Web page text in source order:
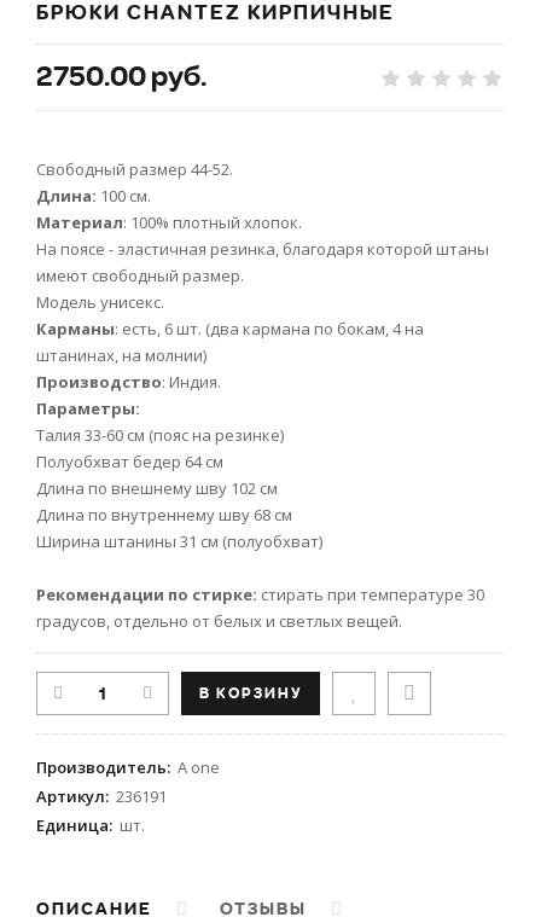
БРЮКИ CHANTEZ КИРПИЧНЫЕ
2750.00 руб.
Свободный размер 44-52.
Длина: 100 см.
Материал: 100% плотный хлопок.
На поясе - эластичная резинка, благодаря которой штаны
имеют свободный размер.
Модель унисекс.
Карманы: есть, 6 шт. (два кармана по бокам, 4 на
штанинах, на молнии)
Производство: Индия.
Параметры:
Талия 33-60 см (пояс на резинке)
Полуобхват бедер 64 см
Длина по внешнему шву 102 см
Длина по внутреннему шву 68 см
Ширина штанины 31 см (полуобхват)
Рекомендации по стирке: стирать при температуре 30
градусов, отдельно от белых и светлых вещей.
Производитель: A one
Артикул: 236191
Единица: шт.
ОПИСАНИЕ ОТЗЫВЫ